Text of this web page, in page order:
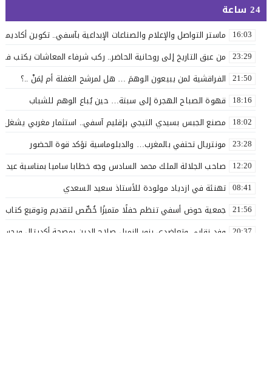
24 ساعة
16:03 ماستر التواصل والإعلام والصناعات الإبداعية بآسفي.. تكوين
23:29 من عبق التاريخ إلى روحانية الحاضر.. ركب شرفاء المعاشات يكتب
21:50 الفراقشية لمن يبيعون الوهمَ … هل لمرشح الغفلة أم لِمَنْ ..؟
18:16 قهوة الصباح الهجرة إلى سبتة… حين يُباع الوهم للشباب
18:02 مصنع الجبس بسيدي التيجي بإقليم آسفي.. استثمار مغربي يشغل 110 عاملاً
23:28 مونتريال تحتفي بالمغرب… والدبلوماسية تؤكد قوة الحضور
12:20 صاحب الجلالة الملك محمد السادس وجه خطابا ساميا بمناسبة عيد
08:41 تهنئة في ازدياد مولودة للأستاذ سعيد السعدي
21:56 جمعية حوض أسفي تنظم حفلًا متميزًا خُصِّص لتقديم وتوقيع كتاب
20:37 وفد نقابي وتعاضدي يزور الزميل صلاح الدين بمصحة أكديتال ويجسد